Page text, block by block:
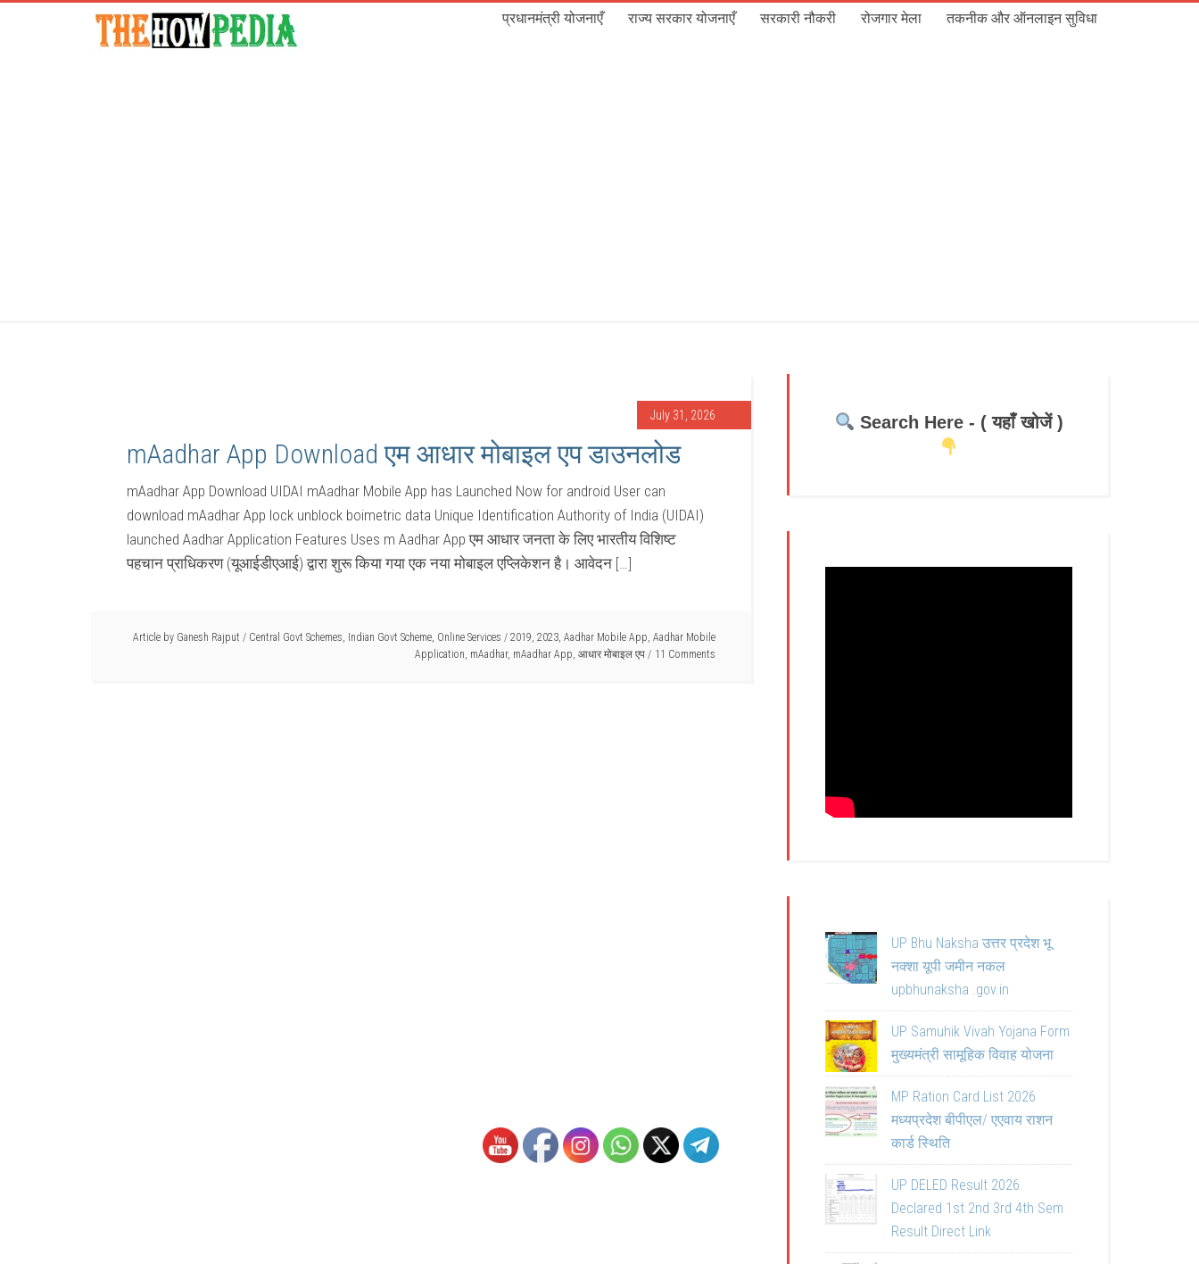
प्रधानमंत्री योजनाएँ राज्य सरकार योजनाएँ सरकारी नौकरी रोजगार मेला तकनीक और ऑनलाइन सुविधा
July 31, 2026
mAadhar App Download एम आधार मोबाइल एप डाउनलोड
mAadhar App Download UIDAI mAadhar Mobile App has Launched Now for android User can
download mAadhar App lock unblock boimetric data Unique Identification Authority of India (UIDAI)
launched Aadhar Application Features Uses m Aadhar App एम आधार जनता के लिए भारतीय विशिष्ट
पहचान प्राधिकरण (यूआईडीएआई) द्वारा शुरू किया गया एक नया मोबाइल एप्लिकेशन है। आवेदन […]
Article by Ganesh Rajput / Central Govt Schemes, Indian Govt Scheme, Online Services / 2019, 2023, Aadhar Mobile App, Aadhar Mobile
Application, mAadhar, mAadhar App, आधार मोबाइल एप 11 Comments
Search Here - ( यहाँ खोजें )
UP Bhu Naksha उत्तर प्रदेश भू
नक्शा यूपी जमीन नकल
upbhunaksha .gov.in
UP Samuhik Vivah Yojana Form
मुख्यमंत्री सामूहिक विवाह योजना
MP Ration Card List 2026
मध्यप्रदेश बीपीएल/ एएवाय राशन
कार्ड स्थिति
UP DELED Result 2026
Declared 1st 2nd 3rd 4th Sem
Result Direct Link